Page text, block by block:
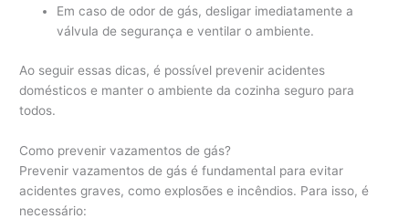
Em caso de odor de gás, desligar imediatamente a
válvula de segurança e ventilar o ambiente.
Ao seguir essas dicas, é possível prevenir acidentes
domésticos e manter o ambiente da cozinha seguro para
todos.
Como prevenir vazamentos de gás?
Prevenir vazamentos de gás é fundamental para evitar
acidentes graves, como explosões e incêndios. Para isso, é
necessário: